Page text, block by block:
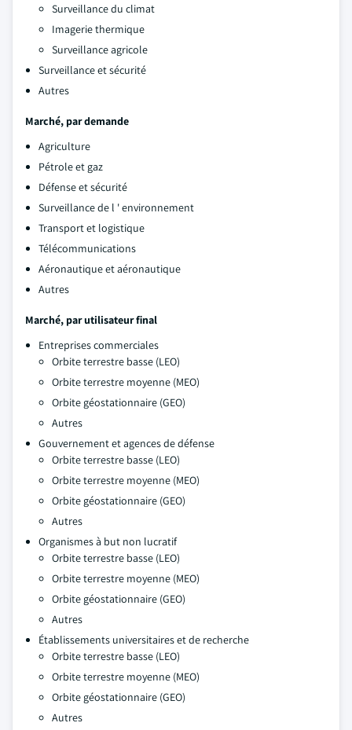
Surveillance du climat
Imagerie thermique
Surveillance agricole
Surveillance et sécurité
Autres
Marché, par demande
Agriculture
Pétrole et gaz
Défense et sécurité
Surveillance de l ' environnement
Transport et logistique
Télécommunications
Aéronautique et aéronautique
Autres
Marché, par utilisateur final
Entreprises commerciales
Orbite terrestre basse (LEO)
Orbite terrestre moyenne (MEO)
Orbite géostationnaire (GEO)
Autres
Gouvernement et agences de défense
Orbite terrestre basse (LEO)
Orbite terrestre moyenne (MEO)
Orbite géostationnaire (GEO)
Autres
Organismes à but non lucratif
Orbite terrestre basse (LEO)
Orbite terrestre moyenne (MEO)
Orbite géostationnaire (GEO)
Autres
Établissements universitaires et de recherche
Orbite terrestre basse (LEO)
Orbite terrestre moyenne (MEO)
Orbite géostationnaire (GEO)
Autres